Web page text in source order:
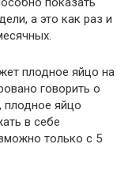
а это как раз и
плодное яйцо на
говорить о
плодное яйцо
в себе
только с 5